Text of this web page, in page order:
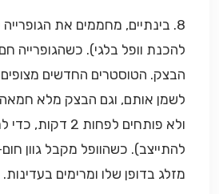
8. בינתיים, מחממים את
להכנת וופל בלגי). כשהגופרייה
הבצק. הטוסטרים החדשים מצופים
לשמן אותם, וגם הבצק מלא
ולא פותחים לפחות 2
להתייצב). כשהוופל מקבל גוון
מזלג בדופן שלו ומרימים בעדינות.